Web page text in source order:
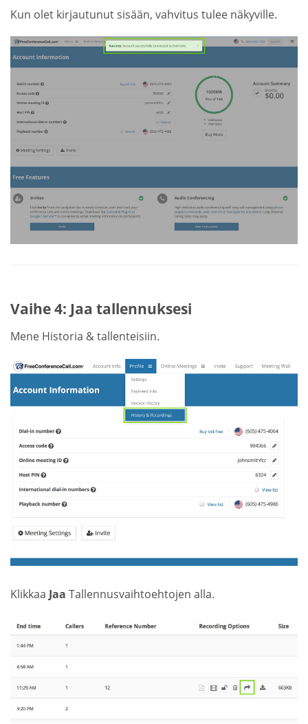
Kun olet kirjautunut sisään, vahvitus tulee näkyville.
Vaihe 4: Jaa tallennuksesi
Mene Historia & tallenteisiin.
Klikkaa Jaa Tallennusvaihtoehtojen alla.